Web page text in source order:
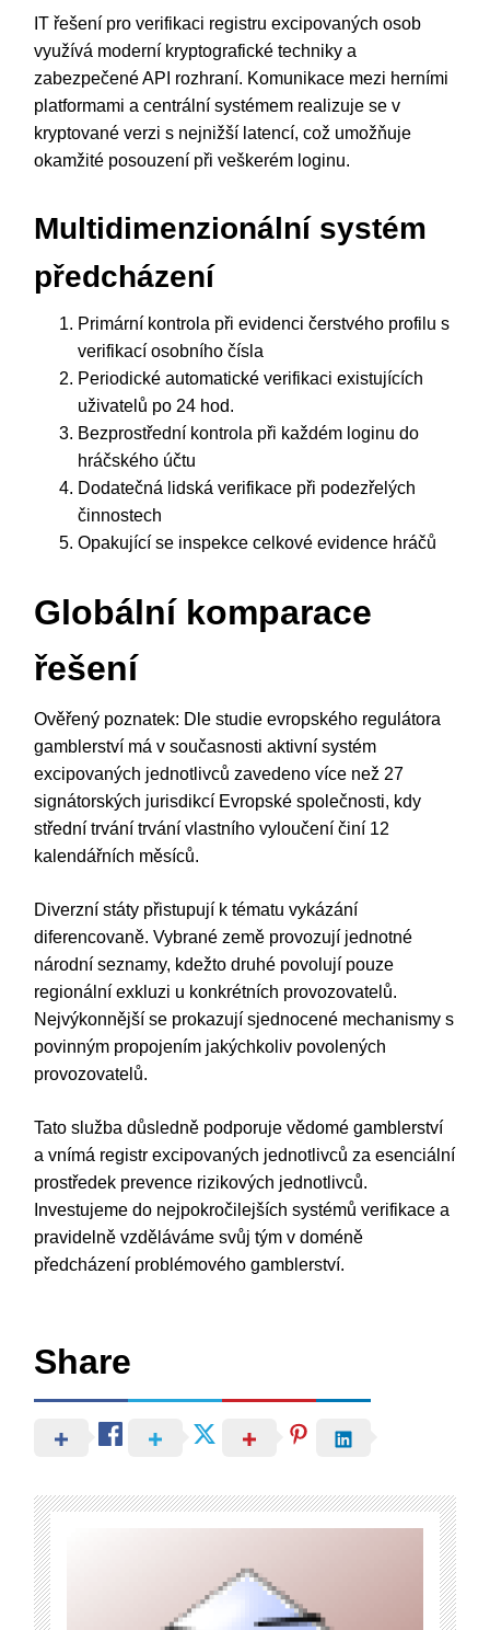
IT řešení pro verifikaci registru excipovaných osob
využívá moderní kryptografické techniky a
zabezpečené API rozhraní. Komunikace mezi herními
platformami a centrální systémem realizuje se v
kryptované verzi s nejnižší latencí, což umožňuje
okamžité posouzení při veškerém loginu.
Multidimenzionální systém
předcházení
Primární kontrola při evidenci čerstvého profilu s
verifikací osobního čísla
Periodické automatické verifikaci existujících
uživatelů po 24 hod.
Bezprostřední kontrola při každém loginu do
hráčského účtu
Dodatečná lidská verifikace při podezřelých
činnostech
Opakující se inspekce celkové evidence hráčů
Globální komparace
řešení
Ověřený poznatek: Dle studie evropského regulátora
gamblerství má v současnosti aktivní systém
excipovaných jednotlivců zavedeno více než 27
signátorských jurisdikcí Evropské společnosti, kdy
střední trvání trvání vlastního vyloučení činí 12
kalendářních měsíců.
Diverzní státy přistupují k tématu vykázání
diferencovaně. Vybrané země provozují jednotné
národní seznamy, kdežto druhé povolují pouze
regionální exkluzi u konkrétních provozovatelů.
Nejvýkonnější se prokazují sjednocené mechanismy s
povinným propojením jakýchkoliv povolených
provozovatelů.
Tato služba důsledně podporuje vědomé gamblerství
a vnímá registr excipovaných jednotlivců za esenciální
prostředek prevence rizikových jednotlivců.
Investujeme do nejpokročilejších systémů verifikace a
pravidelně vzděláváme svůj tým v doméně
předcházení problémového gamblerství.
Share